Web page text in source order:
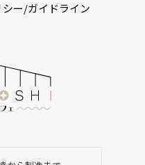
ー/ガイドライン